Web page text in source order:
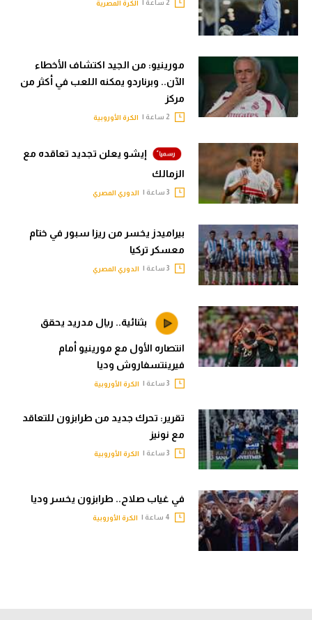
الكرة المصرية
مورينيو: من الجيد اكتشاف الأخطاء
الآن.. وبرناردو يمكنه اللعب في أكثر من
مركز
الكرة الأوروبية
إيشو يعلن تجديد تعاقده مع
الزمالك
الدوري المصري
بيراميدز يخسر من ريزا سبور في ختام
معسكر تركيا
الدوري المصري
بثنائية.. ريال مدريد يحقق
انتصاره الأول مع مورينيو أمام
فيرينتسفاروش وديا
الكرة الأوروبية
تقرير: تحرك جديد من طرابزون للتعاقد
مع نونيز
الكرة الأوروبية
في غياب صلاح.. طرابزون يخسر وديا
الكرة الأوروبية